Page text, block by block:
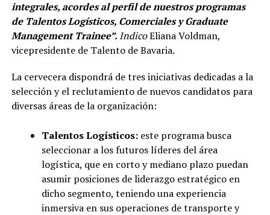
integrales, acordes al perfil de nuestros programas
de Talentos Logísticos, Comerciales y Graduate
Management Trainee”. IndicoEliana Voldman,
vicepresidente de Talento de Bavaria.
La cervecera dispondrá de tres iniciativas dedicadas a la
selección y el reclutamiento de nuevos candidatos para
diversas áreas de la organización:
Talentos Logísticos:este programa busca
seleccionar a los futuros líderes del área
logística, que en corto y mediano plazo puedan
asumir posiciones de liderazgo estratégico en
dicho segmento, teniendo una experiencia
inmersiva en sus operaciones de transporte y